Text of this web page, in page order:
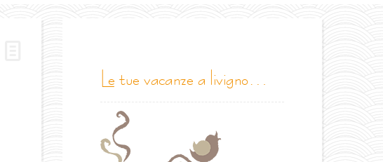
le tue vacanze a livigno…